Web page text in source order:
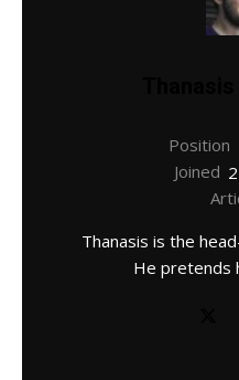
Position
Joined
Thanasis is the
He pretends